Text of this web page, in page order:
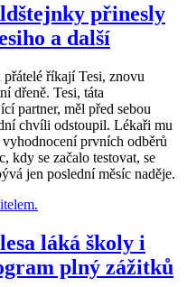
přinesly
a další
říkají Tesi, znovu
dřeně. Tesi, táta
partner, měl před sebou
chvíli odstoupil. Lékaři mu
prvních odběrů
kdy se začalo testovat, se
jen poslední měsíc naděje.
láká školy i
plný zážitků